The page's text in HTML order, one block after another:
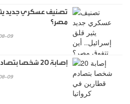
تصنيف عسكري جديد
مصر؟
09
إصابة 20 شخصا بتصادم قطارين في كرواتيا
09